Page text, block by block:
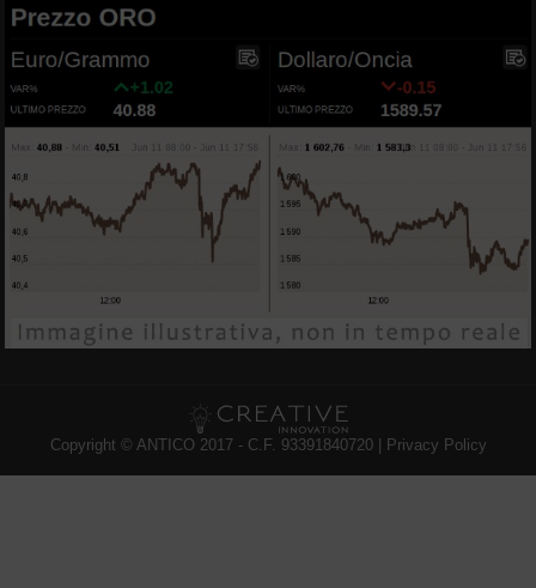
Copyright © ANTICO 2017 - C.F. 93391840720 | Privacy Policy